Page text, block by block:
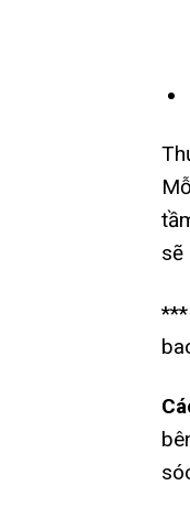
sẽ
***